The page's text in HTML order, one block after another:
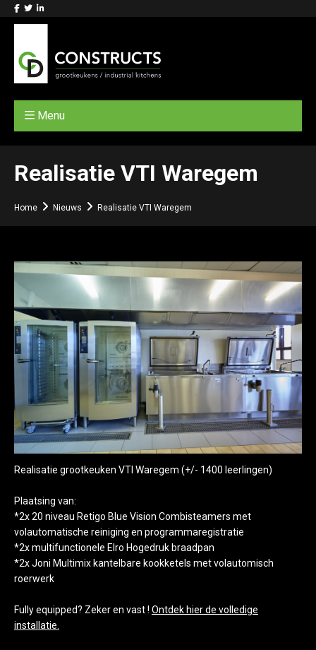
Menu
Realisatie VTI Waregem
Home Nieuws Realisatie VTI Waregem
Realisatie grootkeuken VTI Waregem (+/- 1400 leerlingen)
Plaatsing van:
*2x 20 niveau Retigo Blue Vision Combisteamers met
volautomatische reiniging en programmaregistratie
*2x multifunctionele Elro Hogedruk braadpan
*2x Joni Multimix kantelbare kookketels met volautomisch
roerwerk
Fully equipped? Zeker en vast ! Ontdek hier de volledige
installatie.